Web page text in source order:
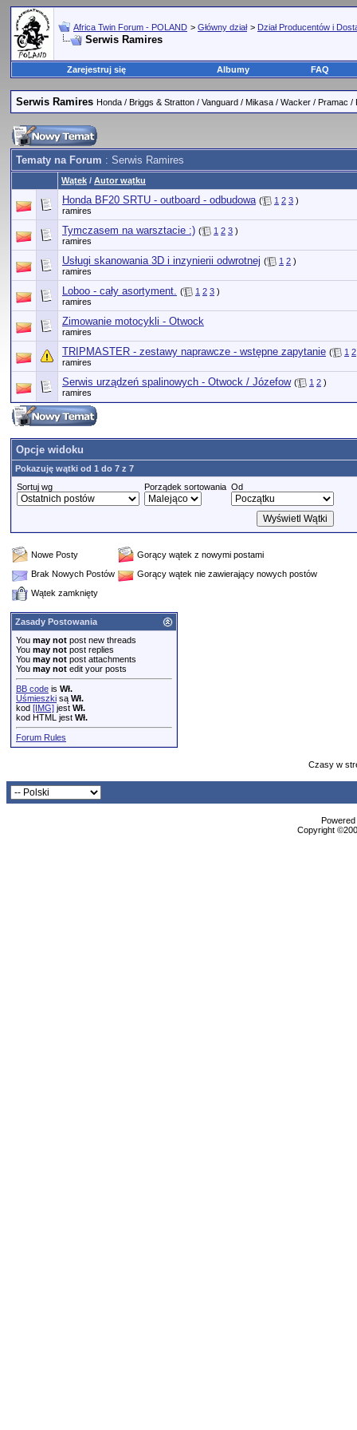
Africa Twin Forum - POLAND > Główny dział > Dział Producentów i
Serwis Ramires
Zarejestruj się Albumy FAQ
Serwis Ramires Honda / Briggs & Stratton / Vanguard / Mikasa / Wacker / Pramac /
Tematy na Forum : Serwis Ramires
Wątek / Autor wątku
Honda BF20 SRTU - outboard - odbudowa ( 1 2 3 )
ramires
Tymczasem na warsztacie :) ( 1 2 3 )
ramires
Usługi skanowania 3D i inzynierii odwrotnej ( 1 2 )
ramires
Loboo - cały asortyment. ( 1 2 3 )
ramires
Zimowanie motocykli - Otwock
ramires
TRIPMASTER - zestawy naprawcze - wstępne zapytanie ( 1 2
ramires
Serwis urządzeń spalinowych - Otwock / Józefow ( 1 2 )
ramires
Opcje widoku
Pokazuję wątki od 1 do 7 z 7
Sortuj wg
Porządek sortowania Od
Nowe Posty
Gorący wątek z nowymi postami
Brak Nowych Postów
Gorący wątek nie zawierający nowych postów
Wątek zamknięty
Zasady Postowania
You may not post new threads
You may not post replies
You may not post attachments
You may not edit your posts
BB code is Wł.
Uśmieszki są Wł.
kod [IMG] jest Wł.
kod HTML jest Wł.
Forum Rules
Czasy w
Copyright